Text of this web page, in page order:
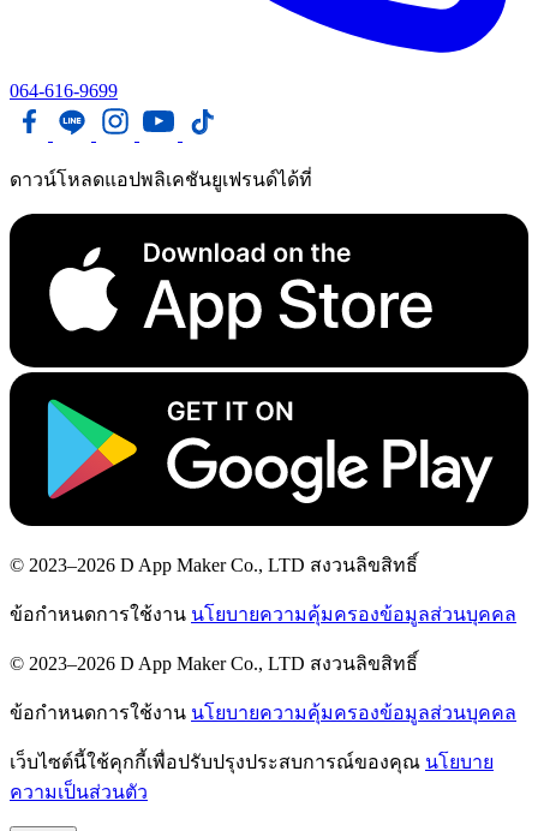
064-616-9699
ดาวน์โหลดแอปพลิเคชันยูเฟรนด์ได้ที่
© 2023–2026 D App Maker Co., LTD สงวนลิขสิทธิ์
ข้อกำหนดการใช้งาน นโยบายความคุ้มครองข้อมูลส่วนบุคคล
© 2023–2026 D App Maker Co., LTD สงวนลิขสิทธิ์
ข้อกำหนดการใช้งาน นโยบายความคุ้มครองข้อมูลส่วนบุคคล
เว็บไซต์นี้ใช้คุกกี้เพื่อปรับปรุงประสบการณ์ของคุณ นโยบาย
ความเป็นส่วนตัว